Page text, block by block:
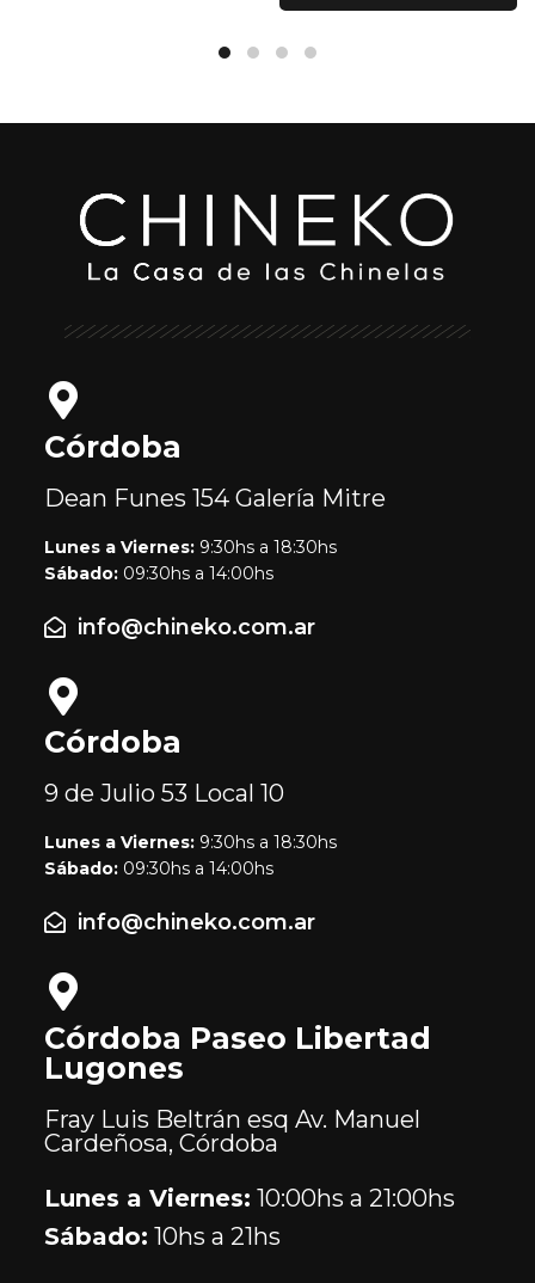
Córdoba
Dean Funes 154Galería Mitre
Lunes a Viernes: 9:30hs a 18:30hs
Sábado: 09:30hs a 14:00hs
info@chineko.com.ar
Córdoba
9 de Julio 53 Local 10
Lunes a Viernes: 9:30hs a 18:30hs
Sábado: 09:30hs a 14:00hs
info@chineko.com.ar
Córdoba Paseo Libertad
Lugones
Fray Luis Beltrán esq Av. Manuel
Cardeñosa, Córdoba
Lunes a Viernes: 10:00hs a 21:00hs
Sábado: 10hs a 21hs